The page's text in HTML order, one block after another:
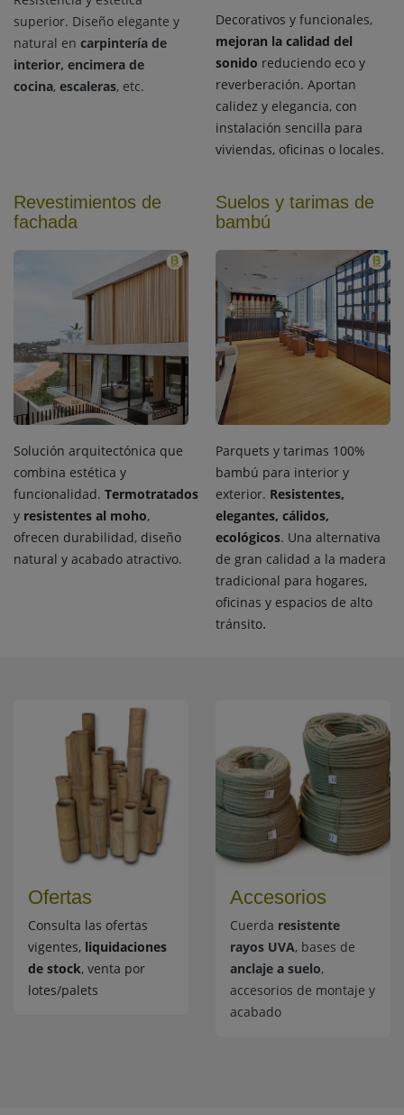
superior. Diseño elegante y
natural en carpintería de
interior, encimera de
cocina, escaleras, etc.
Decorativos y funcionales,
mejoran la calidad del
sonido reduciendo eco y
reverberación. Aportan
calidez y elegancia, con
instalación sencilla para
viviendas, oficinas o locales.
Revestimientos de
fachada
Solución arquitectónica que
combina estética y
funcionalidad. Termotratados
y resistentes al moho,
ofrecen durabilidad, diseño
natural y acabado atractivo.
Suelos y tarimas de
bambú
Parquets y tarimas 100%
bambú para interior y
exterior. Resistentes,
elegantes, cálidos,
ecológicos. Una alternativa
de gran calidad a la madera
tradicional para hogares,
oficinas y espacios de alto
tránsito.​
Ofertas
Consulta las ofertas
vigentes, liquidaciones
de stock, venta por
lotes/palets
Accesorios
Cuerda resistente
rayos UVA, bases de
anclaje a suelo,
accesorios de montaje y
acabado